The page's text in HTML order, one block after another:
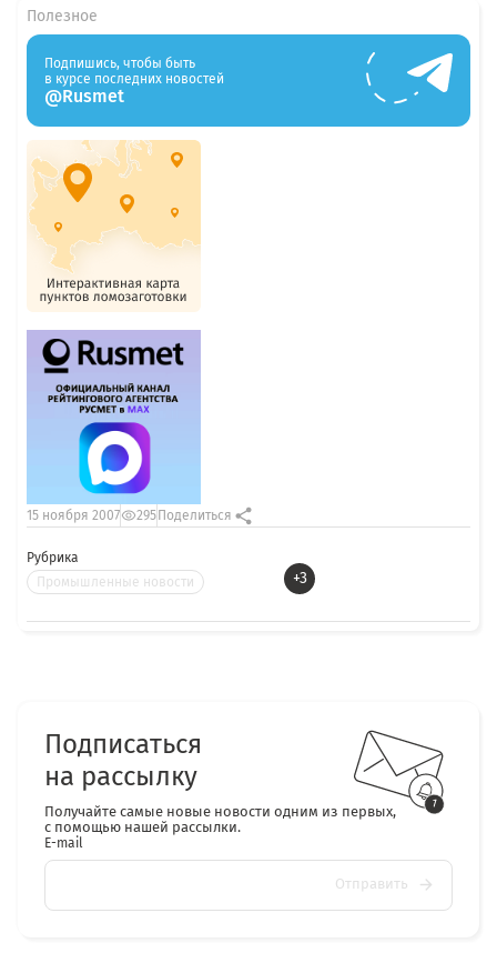
Рубрика
Промышленные новости
+3
15 ноября 2007 295 Поделиться
Полезное
Подпишись, чтобы быть
в курсе последних новостей
@Rusmet
Подписаться
на рассылку
Получайте самые новые новости одним из первых,
с помощью нашей рассылки.
E-mail
Отправить